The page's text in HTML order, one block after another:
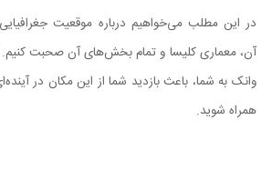
در این مطلب می‌خواهیم درباره موقعیت
آن، معماری کلیسا و تمام بخش‌های آن صحبت کنیم.
وانک به شما، باعث بازدید شما از این مکان در
همراه شوید.